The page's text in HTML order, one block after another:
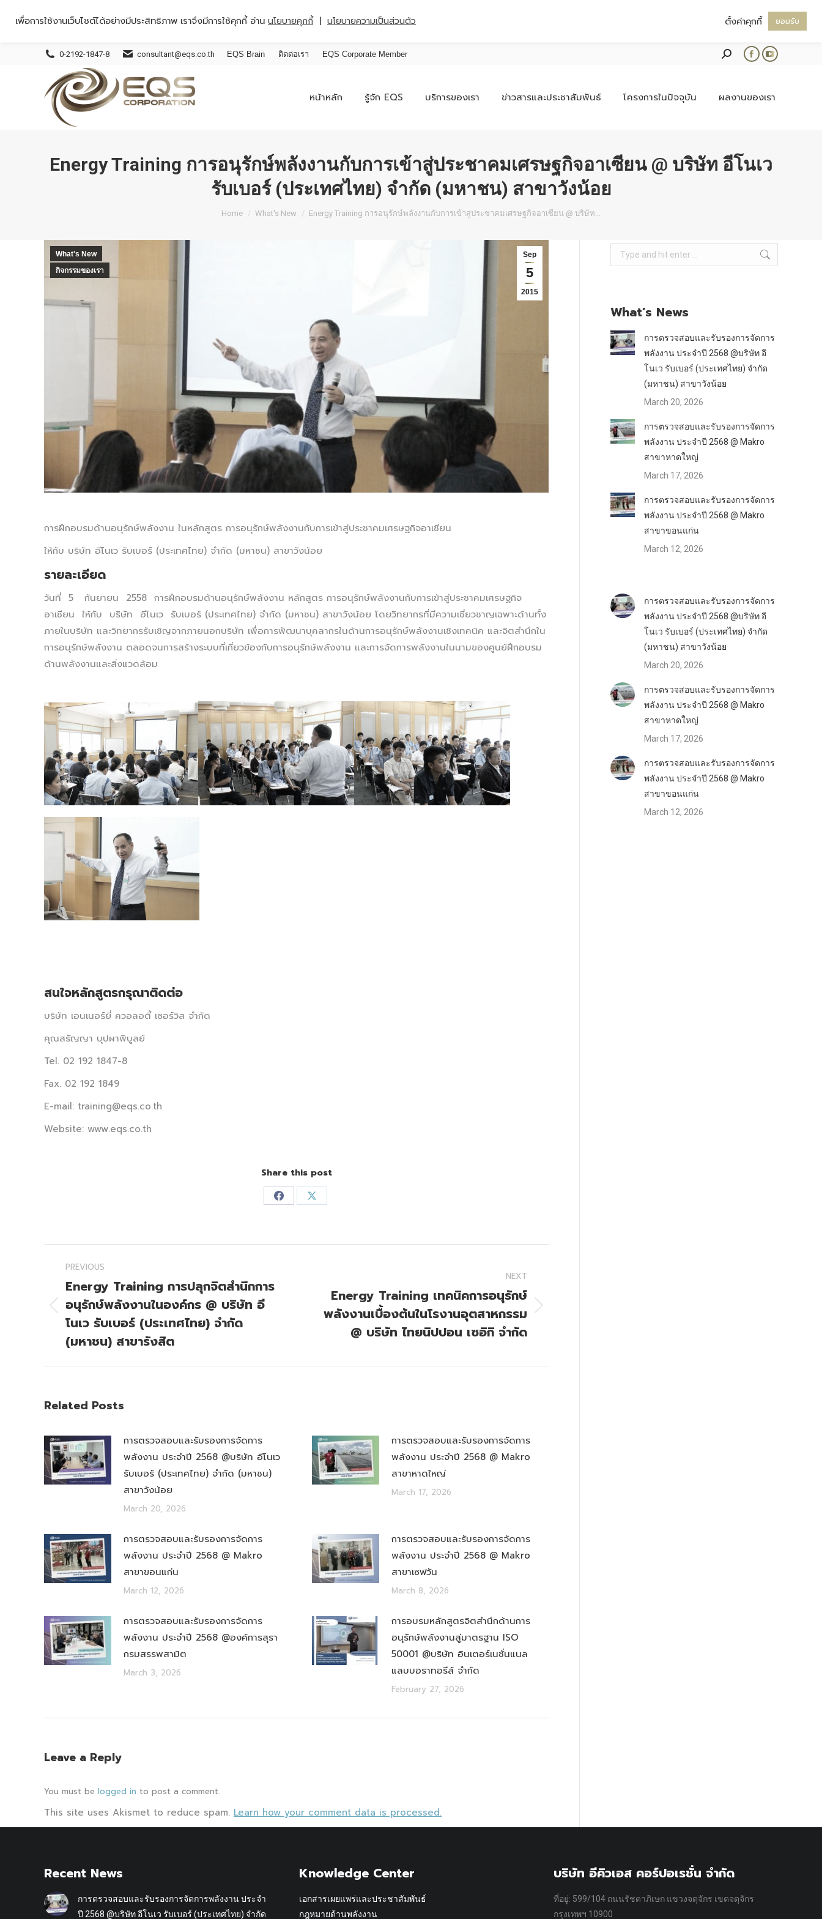
0-2192-1847-8 consultant@eqs.co.th EQS Brain ติดต่อเรา EQS Corporate Member Search:
Facebook
opens
YouTube
opens
หน้าหลัก รู้จัก EQS บริการของเรา ข่าวสารและประชาสัมพันธ์ โครงการในปัจจุบัน ผลงานของเรา
Energy Training การอนุรักษ์พลังงานกับการเข้าสู่ประชาคมเศรษฐกิจอาเซียน @ บริษัท อีโนเว
รับเบอร์ (ประเทศไทย) จำกัด (มหาชน) สาขาวังน้อย
You are here:
Home What's New Energy Training การอนุรักษ์พลังงานกับการเข้าสู่ประชาคมเศรษฐกิจอาเซียน @ บริษัท…
Sep
5
2015
What's New
กิจกรรมของเรา
การฝึกอบรมด้านอนุรักษ์พลังงาน ในหลักสูตร การอนุรักษ์พลังงานกับการเข้าสู่ประชาคมเศรษฐกิจอาเซียน
ให้กับ บริษัท อีโนเว รับเบอร์ (ประเทศไทย) จำกัด (มหาชน) สาขาวังน้อย
รายละเอียด
วันที่ 5 กันยายน 2558 การฝึกอบรมด้านอนุรักษ์พลังงาน หลักสูตร การอนุรักษ์พลังงานกับการเข้าสู่ประชาคมเศรษฐกิจ
อาเซียน ให้กับ บริษัท อีโนเว รับเบอร์ (ประเทศไทย) จำกัด (มหาชน) สาขาวังน้อย โดยวิทยากรที่มีความเชี่ยวชาญเฉพาะด้านทั้ง
ภายในบริษัท และวิทยากรรับเชิญจากภายนอกบริษัท เพื่อการพัฒนาบุคลากรในด้านการอนุรักษ์พลังงานเชิงเทคนิค และจิตสำนึกใน
การอนุรักษ์พลังงาน ตลอดจนการสร้างระบบที่เกี่ยวข้องกับการอนุรักษ์พลังงาน และการจัดการพลังงานในนามของศูนย์ฝึกอบรม
ด้านพลังงานและสิ่งแวดล้อม
สนใจหลักสูตรกรุณาติดต่อ
บริษัท เอนเนอร์ยี่ ควอลอตี้ เซอร์วิส จำกัด
คุณสรัญญา บุปผาพิบูลย์
Tel. 02 192 1847-8
Fax. 02 192 1849
E-mail: training@eqs.co.th
Website: www.eqs.co.th
Share this post
Share
Facebook
Share
X
navigation
PREVIOUS
Previous
post:
Energy Training การปลุกจิตสำนึกการ
อนุรักษ์พลังงานในองค์กร @ บริษัท อี
โนเว รับเบอร์ (ประเทศไทย) จำกัด
(มหาชน) สาขารังสิต
NEXT
Next
Energy Training เทคนิคการอนุรักษ์
พลังงานเบื้องต้นในโรงานอุตสาหกรรม
@ บริษัท ไทยนิปปอน เซอิกิ จำกัด
Related Posts
การตรวจสอบและรับรองการจัดการ
พลังงาน ประจำปี 2568 @บริษัท อีโนเว
รับเบอร์ (ประเทศไทย) จำกัด (มหาชน)
สาขาวังน้อย
March 20, 2026
การตรวจสอบและรับรองการจัดการ
พลังงาน ประจำปี 2568 @ Makro
สาขาหาดใหญ่
March 17, 2026
การตรวจสอบและรับรองการจัดการ
พลังงาน ประจำปี 2568 @ Makro
สาขาขอนแก่น
March 12, 2026
การตรวจสอบและรับรองการจัดการ
พลังงาน ประจำปี 2568 @ Makro
สาขาเซฟวัน
March 8, 2026
การตรวจสอบและรับรองการจัดการ
พลังงาน ประจำปี 2568 @องค์การสุรา
กรมสรรพสามิต
March 3, 2026
การอบรมหลักสูตรจิตสำนึกด้านการ
อนุรักษ์พลังงานสู่มาตรฐาน ISO
50001 @บริษัท อินเตอร์เนชั่นแนล
แลบบอราทอรีส์ จำกัด
February 27, 2026
Leave a Reply
You must be logged in to post a comment.
This site uses Akismet to reduce spam. Learn how your comment data is processed.
Search:
What’s News
การตรวจสอบและรับรองการจัดการ
พลังงาน ประจำปี 2568 @บริษัท อี
โนเว รับเบอร์ (ประเทศไทย) จำกัด
(มหาชน) สาขาวังน้อย
March 20, 2026
การตรวจสอบและรับรองการจัดการ
พลังงาน ประจำปี 2568 @ Makro
สาขาหาดใหญ่
March 17, 2026
การตรวจสอบและรับรองการจัดการ
พลังงาน ประจำปี 2568 @ Makro
สาขาขอนแก่น
March 12, 2026
การตรวจสอบและรับรองการจัดการ
พลังงาน ประจำปี 2568 @บริษัท อี
โนเว รับเบอร์ (ประเทศไทย) จำกัด
(มหาชน) สาขาวังน้อย
March 20, 2026
การตรวจสอบและรับรองการจัดการ
พลังงาน ประจำปี 2568 @ Makro
สาขาหาดใหญ่
March 17, 2026
การตรวจสอบและรับรองการจัดการ
พลังงาน ประจำปี 2568 @ Makro
สาขาขอนแก่น
March 12, 2026
Recent News
การตรวจสอบและรับรองการจัดการพลังงาน ประจำ
ปี 2568 @บริษัท อีโนเว รับเบอร์ (ประเทศไทย) จำกัด
Knowledge Center
เอกสารเผยแพร่และประชาสัมพันธ์
กฎหมายด้านพลังงาน
บริษัท อีคิวเอส คอร์ปอเรชั่น จำกัด
ที่อยู่: 599/104 ถนนรัชดาภิเษก แขวงจตุจักร เขตจตุจักร
กรุงเทพฯ 10900
เพื่อการใช้งานเว็บไซต์ได้อย่างมีประสิทธิภาพ เราจึงมีการใช้คุกกี้ อ่าน นโยบายคุกกี้ | นโยบายความเป็นส่วนตัว ตั้งค่าคุกกี้ ยอมรับ